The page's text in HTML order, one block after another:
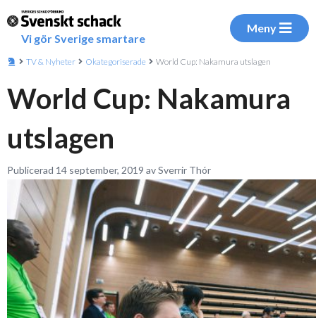
Vi gör Sverige smartare
Meny
TV & Nyheter Okategoriserade World Cup: Nakamura utslagen
World Cup: Nakamura
utslagen
Publicerad 14 september, 2019 av Sverrir Thór